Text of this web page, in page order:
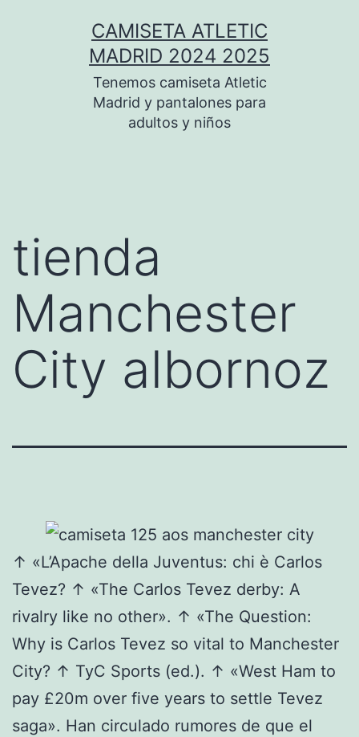
CAMISETA ATLETIC
MADRID 2024 2025
Tenemos camiseta Atletic
Madrid y pantalones para
adultos y niños
tienda
Manchester
City albornoz
↑ «L’Apache della Juventus: chi è Carlos
Tevez? ↑ «The Carlos Tevez derby: A
rivalry like no other». ↑ «The Question:
Why is Carlos Tevez so vital to Manchester
City? ↑ TyC Sports (ed.). ↑ «West Ham to
pay £20m over five years to settle Tevez
saga». Han circulado rumores de que el